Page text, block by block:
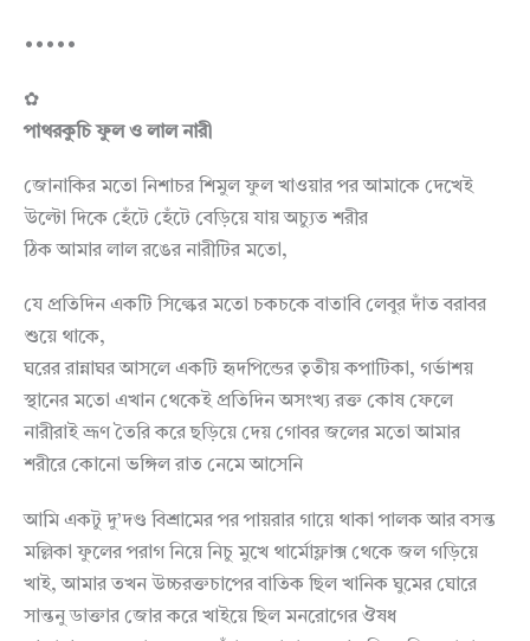
•••••
✿
পাথরকুচি ফুল ও লাল নারী
জোনাকির মতো নিশাচর শিমুল ফুল খাওয়ার পর আমাকে দেখেই
উল্টো দিকে হেঁটে হেঁটে বেড়িয়ে যায় অচ্যুত শরীর
ঠিক আমার লাল রঙের নারীটির মতো,
যে প্রতিদিন একটি সিল্কের মতো চকচকে বাতাবি লেবুর দাঁত বরাবর
শুয়ে থাকে,
ঘরের রান্নাঘর আসলে একটি হৃদপিন্ডের তৃতীয় কপাটিকা, গর্ভাশয়
স্থানের মতো এখান থেকেই প্রতিদিন অসংখ্য রক্ত কোষ ফেলে
নারীরাই ভ্রূণ তৈরি করে ছড়িয়ে দেয় গোবর জলের মতো আমার
শরীরে কোনো ভঙ্গিল রাত নেমে আসেনি
আমি একটু দু’দণ্ড বিশ্রামের পর পায়রার গায়ে থাকা পালক আর বসন্ত
মল্লিকা ফুলের পরাগ নিয়ে নিচু মুখে থার্মোফ্লাক্স থেকে জল গড়িয়ে
খাই, আমার তখন উচ্চরক্তচাপের বাতিক ছিল খানিক ঘুমের ঘোরে
সান্তনু ডাক্তার জোর করে খাইয়ে ছিল মনরোগের ঔষধ